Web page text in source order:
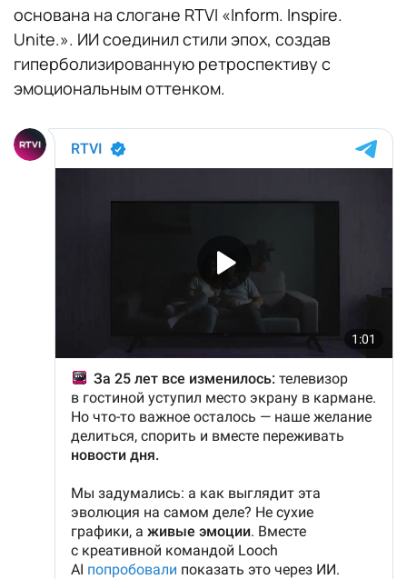
основана на слогане RTVI «Inform. Inspire.
Unite.». ИИ соединил стили эпох, создав
гиперболизированную ретроспективу с
эмоциональным оттенком.